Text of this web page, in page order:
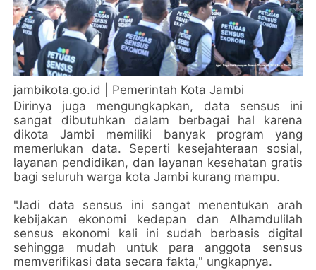
jambikota.go.id | Pemerintah Kota Jambi
Dirinya juga mengungkapkan, data sensus ini
sangat dibutuhkan dalam berbagai hal karena
dikota Jambi memiliki banyak program yang
memerlukan data. Seperti kesejahteraan sosial,
layanan pendidikan, dan layanan kesehatan gratis
bagi seluruh warga kota Jambi kurang mampu.
"Jadi data sensus ini sangat menentukan arah
kebijakan ekonomi kedepan dan Alhamdulilah
sensus ekonomi kali ini sudah berbasis digital
sehingga mudah untuk para anggota sensus
memverifikasi data secara fakta," ungkapnya.